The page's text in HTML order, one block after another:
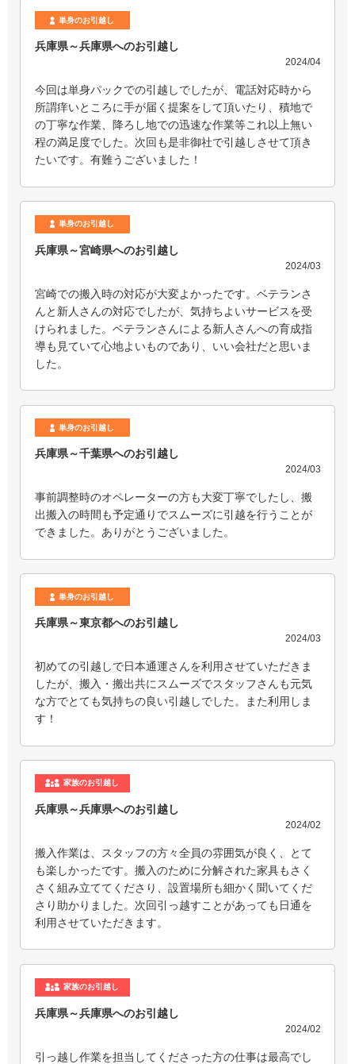
単身のお引越し
兵庫県～兵庫県へのお引越し
2024/04
今回は単身パックでの引越しでしたが、電話対応時から
所謂痒いところに手が届く提案をして頂いたり、積地で
の丁寧な作業、降ろし地での迅速な作業等これ以上無い
程の満足度でした。次回も是非御社で引越しさせて頂き
たいです。有難うございました！
単身のお引越し
兵庫県～宮崎県へのお引越し
2024/03
宮崎での搬入時の対応が大変よかったです。ベテランさ
んと新人さんの対応でしたが、気持ちよいサービスを受
けられました。ベテランさんによる新人さんへの育成指
導も見ていて心地よいものであり、いい会社だと思いま
した。
単身のお引越し
兵庫県～千葉県へのお引越し
2024/03
事前調整時のオペレーターの方も大変丁寧でしたし、搬
出搬入の時間も予定通りでスムーズに引越を行うことが
できました。ありがとうございました。
単身のお引越し
兵庫県～東京都へのお引越し
2024/03
初めての引越しで日本通運さんを利用させていただきま
したが、搬入・搬出共にスムーズでスタッフさんも元気
な方でとても気持ちの良い引越しでした。また利用しま
す！
家族のお引越し
兵庫県～兵庫県へのお引越し
2024/02
搬入作業は、スタッフの方々全員の雰囲気が良く、とて
も楽しかったです。搬入のために分解された家具もさく
さく組み立ててくださり、設置場所も細かく聞いてくだ
さり助かりました。次回引っ越すことがあっても日通を
利用させていただきます。
家族のお引越し
兵庫県～兵庫県へのお引越し
2024/02
引っ越し作業を担当してくださった方の仕事は最高でし